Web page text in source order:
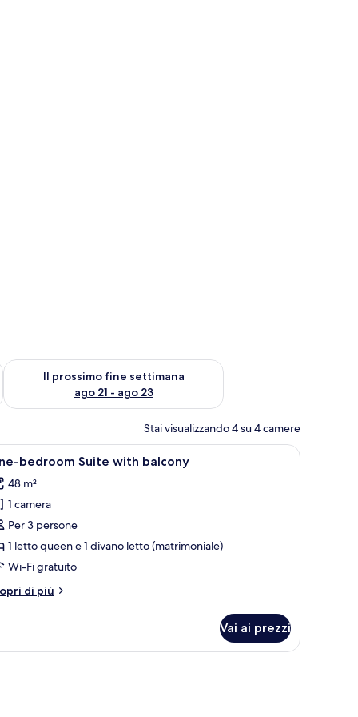
ago 14 - ago 16
Il prossimo fine settimana
ago 21 - ago 23
Verifica la disponibilità per il prossimo fine settimana, ago 21
Stai visualizzando 4 su 4 camere
grigio, un poggiapiedi rotondo, un tavolo da pranzo con sedie, una zona
Un soggiorno moderno con un divano
11 bedroom Suite with balcony
48 m²
1 camera
Per 3 persone
1 letto queen e 1 divano letto (matrimoniale)
Wi-Fi gratuito
di più
Vai ai prezzi